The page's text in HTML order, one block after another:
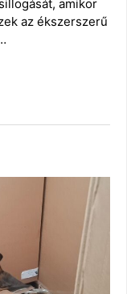
amikor
az ékszerszerű